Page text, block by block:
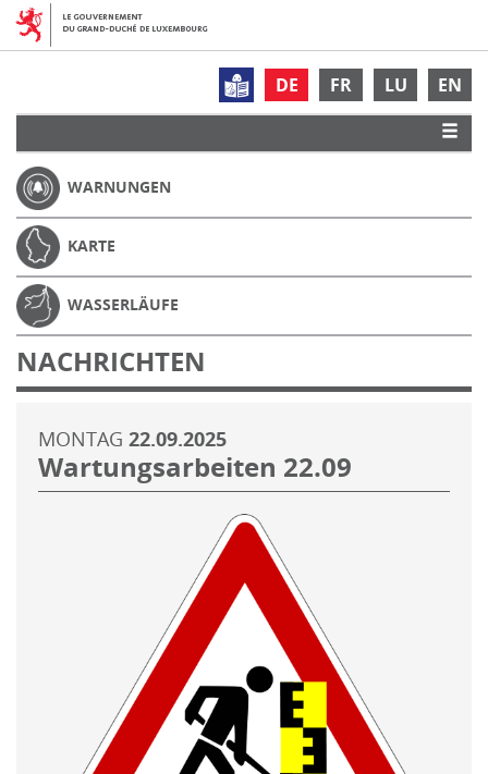
DE FR LU EN
WARNUNGEN
KARTE
WASSERLÄUFE
NACHRICHTEN
MONTAG 22.09.2025
Wartungsarbeiten 22.09